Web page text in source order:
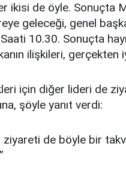
ikisi de öyle. Sonuçta
geleceği, genel
10.30. Sonuçta
ilişkileri, gerçekten
için diğer lideri de
şöyle yanıt verdi:
ziyareti de böyle bir